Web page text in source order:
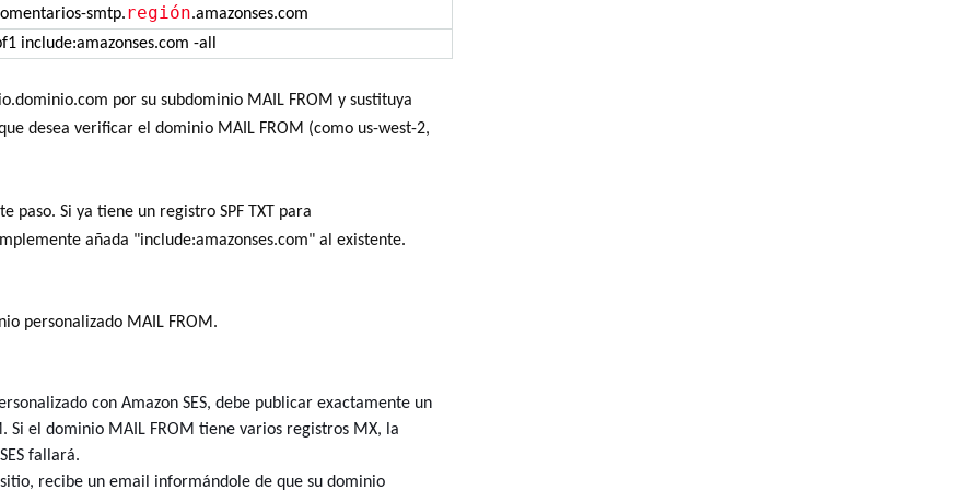
smtp.región.amazonses.com
include:amazonses.com -all
por su subdominio MAIL FROM y sustituya
desea verificar el dominio MAIL FROM (como us-west-2,
paso. Si ya tiene un registro SPF TXT para
añada "include:amazonses.com" al existente.
personalizado MAIL FROM.
con Amazon SES, debe publicar exactamente un
Si el dominio MAIL FROM tiene varios registros MX, la
fallará.
recibe un email informándole de que su dominio